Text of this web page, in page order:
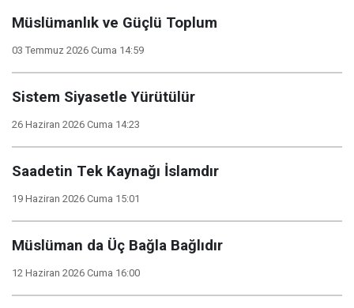
Müslümanlık ve Güçlü Toplum
03 Temmuz 2026 Cuma 14:59
Sistem Siyasetle Yürütülür
26 Haziran 2026 Cuma 14:23
Saadetin Tek Kaynağı İslamdır
19 Haziran 2026 Cuma 15:01
Müslüman da Üç Bağla Bağlıdır
12 Haziran 2026 Cuma 16:00